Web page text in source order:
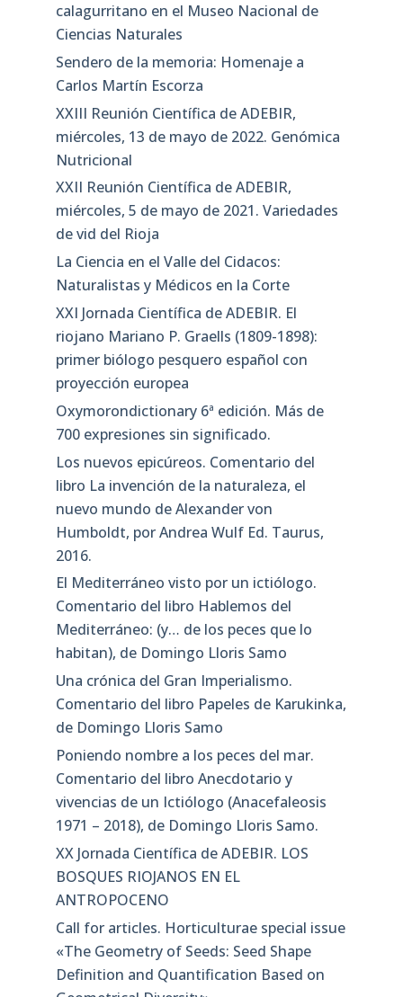
calagurritano en el Museo Nacional de
Ciencias Naturales
Sendero de la memoria: Homenaje a
Carlos Martín Escorza
XXIII Reunión Científica de ADEBIR,
miércoles, 13 de mayo de 2022. Genómica
Nutricional
XXII Reunión Científica de ADEBIR,
miércoles, 5 de mayo de 2021. Variedades
de vid del Rioja
La Ciencia en el Valle del Cidacos:
Naturalistas y Médicos en la Corte
XXI Jornada Científica de ADEBIR. El
riojano Mariano P. Graells (1809-1898):
primer biólogo pesquero español con
proyección europea
Oxymorondictionary 6ª edición. Más de
700 expresiones sin significado.
Los nuevos epicúreos. Comentario del
libro La invención de la naturaleza, el
nuevo mundo de Alexander von
Humboldt, por Andrea Wulf Ed. Taurus,
2016.
El Mediterráneo visto por un ictiólogo.
Comentario del libro Hablemos del
Mediterráneo: (y… de los peces que lo
habitan), de Domingo Lloris Samo
Una crónica del Gran Imperialismo.
Comentario del libro Papeles de Karukinka,
de Domingo Lloris Samo
Poniendo nombre a los peces del mar.
Comentario del libro Anecdotario y
vivencias de un Ictiólogo (Anacefaleosis
1971 – 2018), de Domingo Lloris Samo.
XX Jornada Científica de ADEBIR. LOS
BOSQUES RIOJANOS EN EL
ANTROPOCENO
Call for articles. Horticulturae special issue
«The Geometry of Seeds: Seed Shape
Definition and Quantification Based on